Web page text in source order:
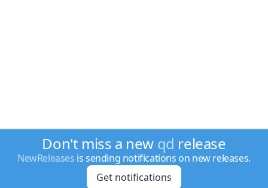
Don't miss a new qd release
NewReleases is sending notifications on new releases.
Get notifications